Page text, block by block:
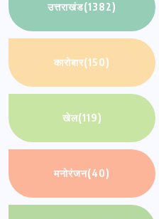
उत्तराखंड(1382)
कारोबार(150)
खेल(119)
मनोरंजन(40)